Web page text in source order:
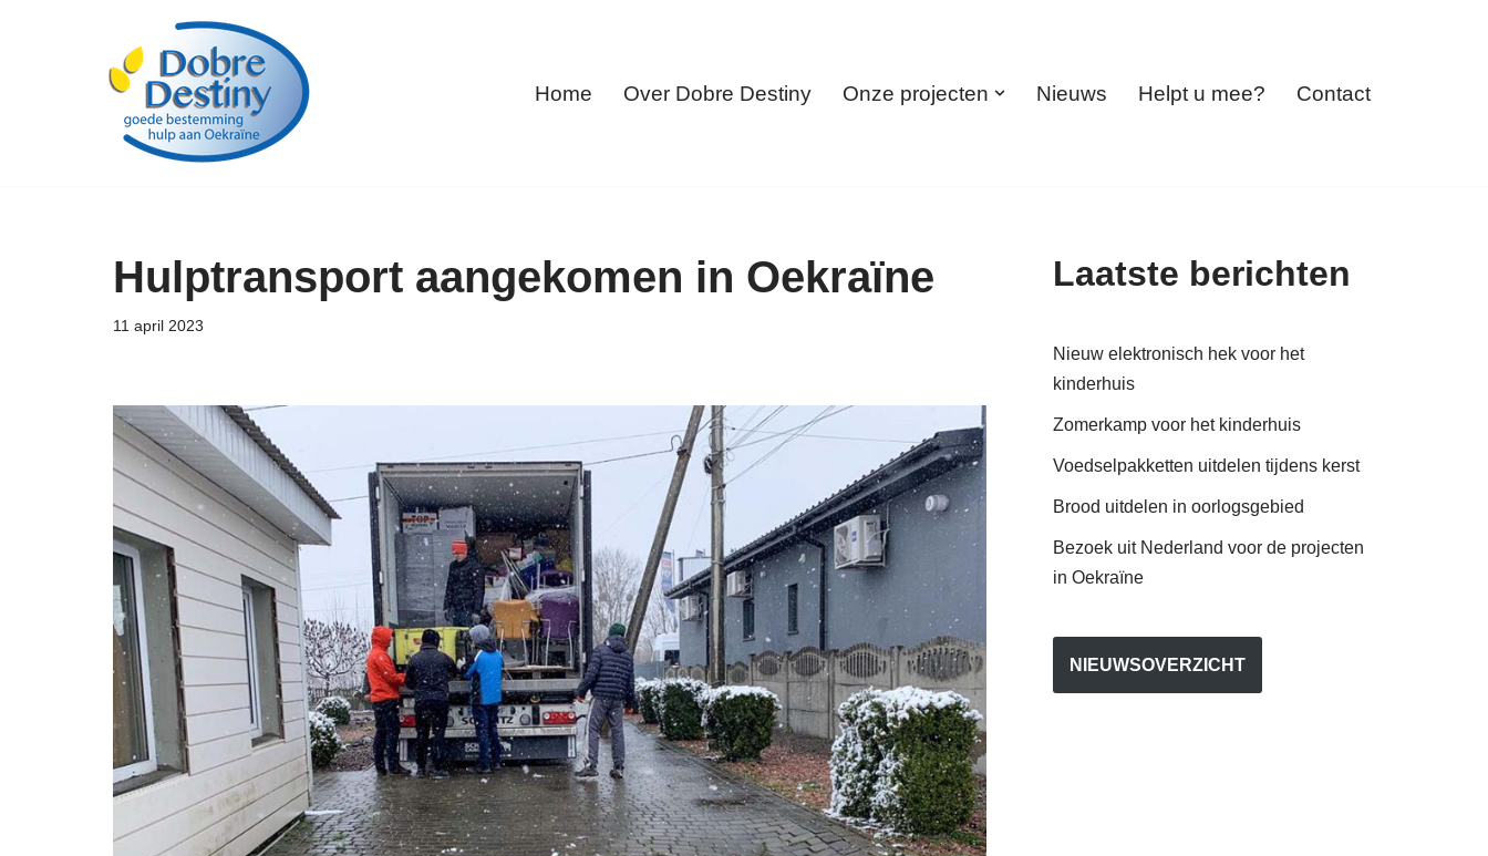
Home Over Dobre Destiny Onze projecten Nieuws Helpt u mee? Contact
Hulptransport aangekomen in Oekraïne
11 april 2023
Laatste berichten
Nieuw elektronisch hek voor het
kinderhuis
Zomerkamp voor het kinderhuis
Voedselpakketten uitdelen tijdens kerst
Brood uitdelen in oorlogsgebied
Bezoek uit Nederland voor de projecten
in Oekraïne
NIEUWSOVERZICHT